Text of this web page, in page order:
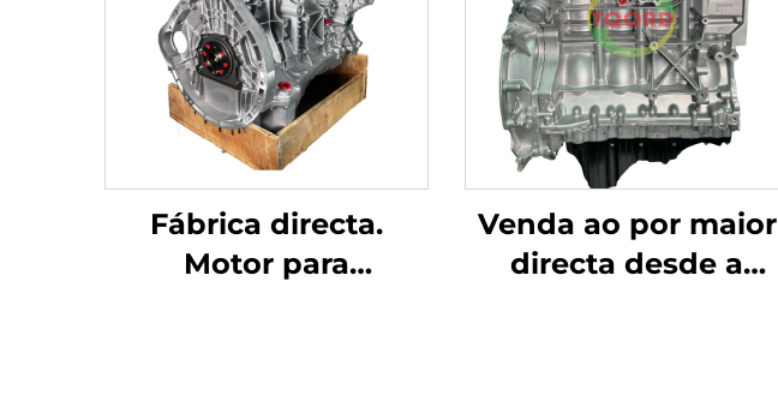
Fábrica directa.
Motor para
Venda ao por maior
directa desde a